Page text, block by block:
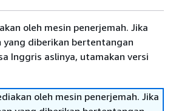
oleh mesin penerjemah. Jika
diberikan bertentangan
Inggris aslinya, utamakan versi
oleh mesin penerjemah. Jika